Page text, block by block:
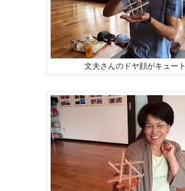
文夫さんのドヤ顔がキュート